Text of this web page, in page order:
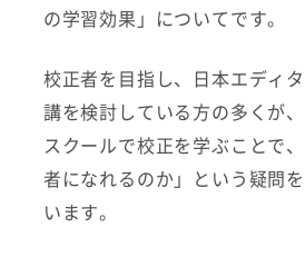
の学習効果」についてです。
校正者を目指し、日本エディ
講を検討している方の多くが
スクールで校正を学ぶことで
者になれるのか」という疑問
います。